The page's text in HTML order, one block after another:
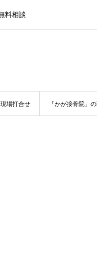
料相談
場打合せ 「かが接骨院」